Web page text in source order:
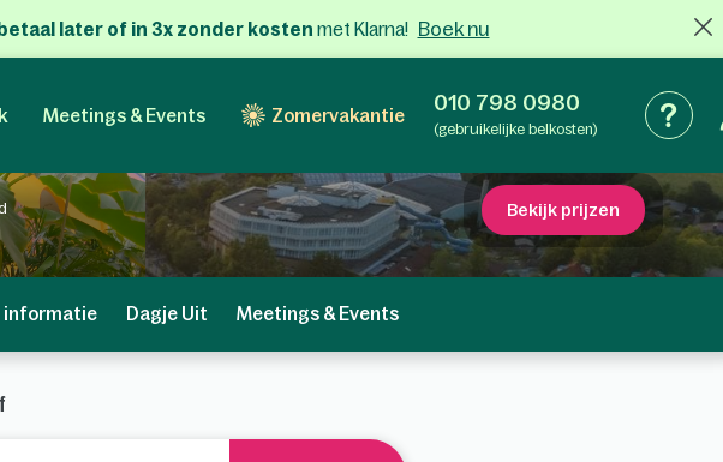
betaal later of in 3x zonder kosten met Klarna! Boek nu
Meetings & Events Zomervakantie 010 798 0980
(gebruikelijke belkosten)
Bekijk prijzen
informatie Dagje Uit Meetings & Events